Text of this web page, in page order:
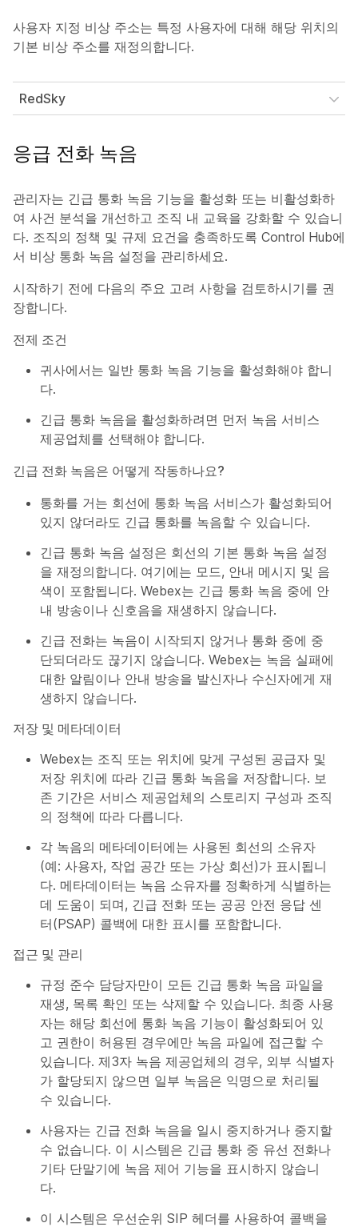
사용자 지정 비상 주소는 특정 사용자에 대해 해당 위치의
기본 비상 주소를 재정의합니다.
RedSky
응급 전화 녹음
관리자는 긴급 통화 녹음 기능을 활성화 또는 비활성화하
여 사건 분석을 개선하고 조직 내 교육을 강화할 수 있습니
다. 조직의 정책 및 규제 요건을 충족하도록 Control Hub에
서 비상 통화 녹음 설정을 관리하세요.
시작하기 전에 다음의 주요 고려 사항을 검토하시기를 권
장합니다.
전제 조건
귀사에서는 일반 통화 녹음 기능을 활성화해야 합니
다.
긴급 통화 녹음을 활성화하려면 먼저 녹음 서비스
제공업체를 선택해야 합니다.
긴급 전화 녹음은 어떻게 작동하나요?
통화를 거는 회선에 통화 녹음 서비스가 활성화되어
있지 않더라도 긴급 통화를 녹음할 수 있습니다.
긴급 통화 녹음 설정은 회선의 기본 통화 녹음 설정
을 재정의합니다. 여기에는 모드, 안내 메시지 및 음
색이 포함됩니다. Webex는 긴급 통화 녹음 중에 안
내 방송이나 신호음을 재생하지 않습니다.
긴급 전화는 녹음이 시작되지 않거나 통화 중에 중
단되더라도 끊기지 않습니다. Webex는 녹음 실패에
대한 알림이나 안내 방송을 발신자나 수신자에게 재
생하지 않습니다.
저장 및 메타데이터
Webex는 조직 또는 위치에 맞게 구성된 공급자 및
저장 위치에 따라 긴급 통화 녹음을 저장합니다. 보
존 기간은 서비스 제공업체의 스토리지 구성과 조직
의 정책에 따라 다릅니다.
각 녹음의 메타데이터에는 사용된 회선의 소유자
(예: 사용자, 작업 공간 또는 가상 회선)가 표시됩니
다. 메타데이터는 녹음 소유자를 정확하게 식별하는
데 도움이 되며, 긴급 전화 또는 공공 안전 응답 센
터(PSAP) 콜백에 대한 표시를 포함합니다.
접근 및 관리
규정 준수 담당자만이 모든 긴급 통화 녹음 파일을
재생, 목록 확인 또는 삭제할 수 있습니다. 최종 사용
자는 해당 회선에 통화 녹음 기능이 활성화되어 있
고 권한이 허용된 경우에만 녹음 파일에 접근할 수
있습니다. 제3자 녹음 제공업체의 경우, 외부 식별자
가 할당되지 않으면 일부 녹음은 익명으로 처리될
수 있습니다.
사용자는 긴급 전화 녹음을 일시 중지하거나 중지할
수 없습니다. 이 시스템은 긴급 통화 중 유선 전화나
기타 단말기에 녹음 제어 기능을 표시하지 않습니
다.
이 시스템은 우선순위 SIP 헤더를 사용하여 콜백을